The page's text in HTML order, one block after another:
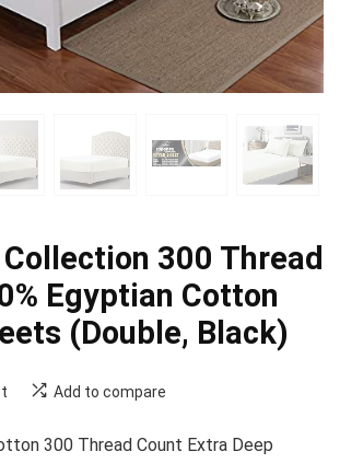
300 Thread
Egyptian Cotton
(Double, Black)
Add to compare
300 Thread Count Extra Deep